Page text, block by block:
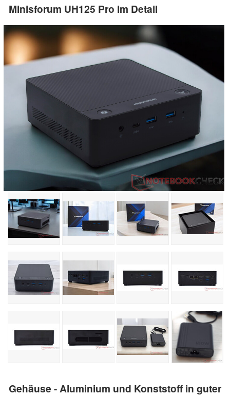
Minisforum UH125 Pro im Detail
Gehäuse - Aluminium und Konststoff in guter